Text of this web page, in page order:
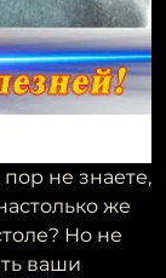
не знаете,
же
Но не
ваши